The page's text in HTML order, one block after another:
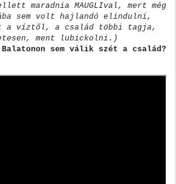
maradnia MAUGLIval, mert még
sem volt hajlandó elindulni,
a víztől, a család többi tagja,
ment lubickolni.)
sem válik szét a család?